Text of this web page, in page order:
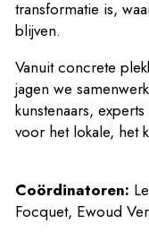
EN
transformatie is,
blijven.
Vanuit concrete
jagen we
kunstenaars,
voor het lokale, het
Coördinatoren:
Focquet, Ewoud